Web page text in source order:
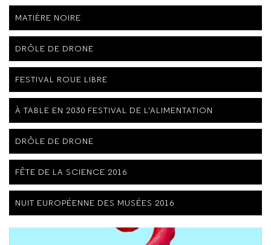
MATIÈRE NOIRE
DRÔLE DE DRONE
FESTIVAL ROUE LIBRE
À TABLE EN 2030 FESTIVAL DE L'ALIMENTATION
DRÔLE DE DRONE
FÊTE DE LA SCIENCE 2016
NUIT EUROPÉENNE DES MUSÉES 2016